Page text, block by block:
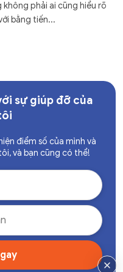
phải ai cũng hiểu rõ
bằng tiến...
sự giúp đỡ của
điểm số của mình và
và bạn cũng có thể!